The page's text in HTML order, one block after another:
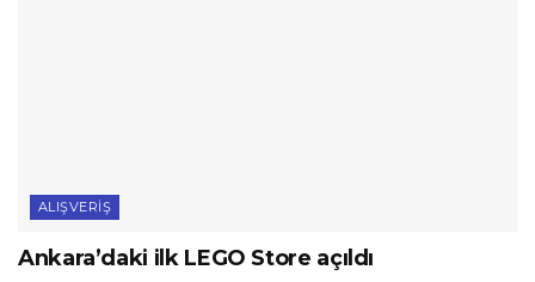
ALIŞVERIŞ
Ankara’daki ilk LEGO Store açıldı